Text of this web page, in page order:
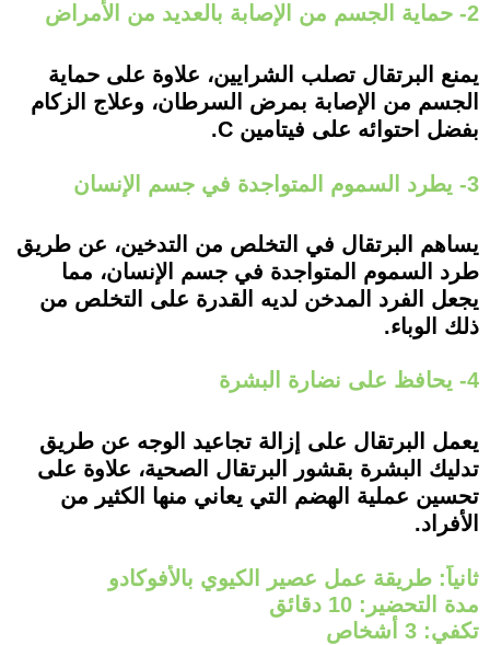
2- حماية الجسم من الإصابة بالعديد من الأمراض
يمنع البرتقال تصلب الشرايين، علاوة على حماية
الجسم من الإصابة بمرض السرطان، وعلاج الزكام
بفضل احتوائه على فيتامين C.
3- يطرد السموم المتواجدة في جسم الإنسان
يساهم البرتقال في التخلص من التدخين، عن طريق
طرد السموم المتواجدة في جسم الإنسان، مما
يجعل الفرد المدخن لديه القدرة على التخلص من
ذلك الوباء.
4- يحافظ على نضارة البشرة
يعمل البرتقال على إزالة تجاعيد الوجه عن طريق
تدليك البشرة بقشور البرتقال الصحية، علاوة على
تحسين عملية الهضم التي يعاني منها الكثير من
الأفراد.
ثانياً: طريقة عمل عصير الكيوي بالأفوكادو
مدة التحضير: 10 دقائق
تكفي: 3 أشخاص